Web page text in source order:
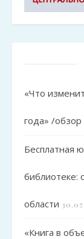
«Что
года» /обзор
Бесплатная
библиотеке:
области
«Книга в